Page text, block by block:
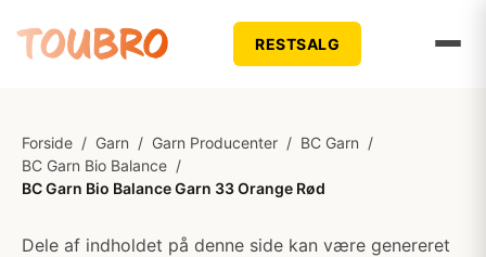
RESTSALG
Forside / Garn / Garn Producenter / BC Garn /
BC Garn Bio Balance /
BC Garn Bio Balance Garn 33 Orange Rød
Dele af indholdet på denne side kan være genereret